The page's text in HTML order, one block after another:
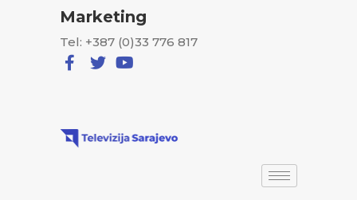
Marketing
Tel: +387 (0)33 776 817